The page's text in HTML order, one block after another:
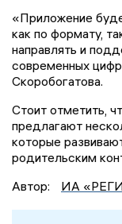
«Приложение
как по формату,
направлять и
современных
Скоробогатова.
Стоит отметить,
предлагают
которые
родительским
Автор:
ИА